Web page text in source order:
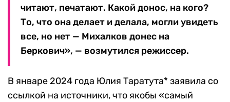
читают, печатают. Какой донос, на кого?
То, что она делает и делала, могли увидеть
все, но нет — Михалков донес на
Беркович», — возмутился режиссер.
В январе 2024 года Юлия Таратута* заявила со
ссылкой на источники, что якобы «самый